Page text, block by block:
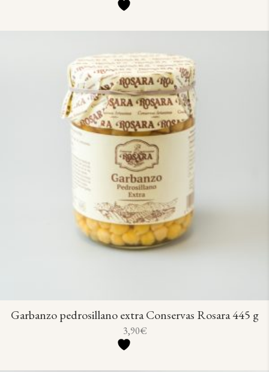
Garbanzo pedrosillano extra Conservas Rosara 445 g
3,90€